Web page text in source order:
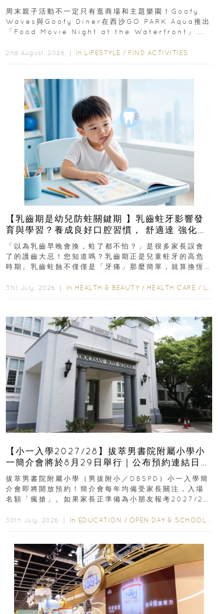
外影院逢週末登場
周末親子活動不一定只有逛商場和主題樂園！Goofy
Waves與Goofy Diner在西沙GO PARK Aqua推出
「Food Movie Night at the Waterfront」...
2nd August, 2026 ｜ In LIFESTYLE / FIND ACTIVITIES
【乳齒期是幼兒防蛀關鍵期 】乳齒蛀牙影響發
育與學習？養成良好口腔習慣， 舒適達 強化琺
瑯質 兒童牙膏防護指南
「以為乳齒早晚會換，蛀了都不怕？」是很多家長誤會
了的護齒大忌！您知道嗎？乳齒期正是兒童蛀牙的高危
時期。乳齒蛀蝕不僅僅是「牙痛」那麼簡單，就算換恆
31st July, 2026 ｜ In HEALTH & BEAUTY / HEALTH CARE / LIFESTYLE
【小一入學2027/28】拔萃男書院附屬小學小
一簡介會將於8月29日舉行｜公布預約連結日期
｜更設有網上重溫
拔萃男書院附屬小學（男拔附小／DBSPD）小一入學簡
介會即將開放預約！簡介會每年均備受家長關注，入場
名額「瘋搶」。如果家長正準備為小朋友報考2027/28
30th July, 2026 ｜ In EDUCATION / OPEN DAY & SCHOOL EVENTS